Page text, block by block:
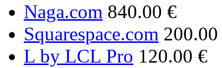
Naga.com 840.00 €
Squarespace.com
L by LCL Pro 120.00 €